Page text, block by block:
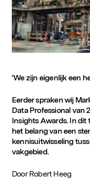
SLUIT JE
‘We zijn eigenlijk een
Eerder spraken wij
Data Professional van
Insights Awards. In dit
het belang van een
kennisuitwisseling
vakgebied.
Door Robert Heeg